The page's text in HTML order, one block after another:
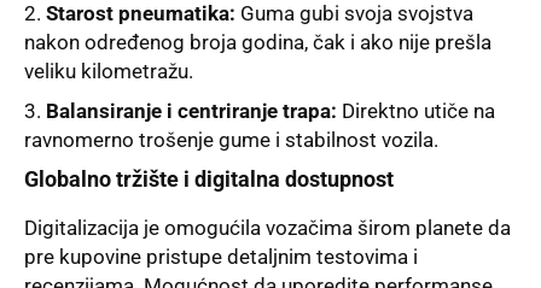
Starost pneumatika: Guma gubi svoja svojstva
nakon određenog broja godina, čak i ako nije prešla
veliku kilometražu.
Balansiranje i centriranje trapa: Direktno utiče na
ravnomerno trošenje gume i stabilnost vozila.
Globalno tržište i digitalna dostupnost
Digitalizacija je omogućila vozačima širom planete da
pre kupovine pristupe detaljnim testovima i